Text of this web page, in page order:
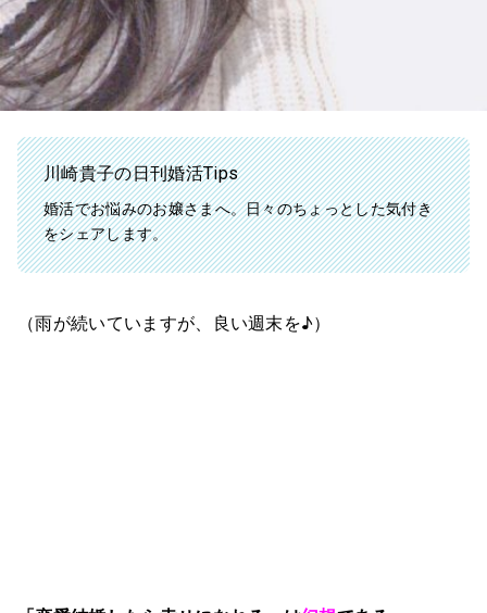
川崎貴子の日刊婚活Tips
婚活でお悩みのお嬢さまへ。日々のちょっとした気付き
をシェアします。
（雨が続いていますが、良い週末を♪）